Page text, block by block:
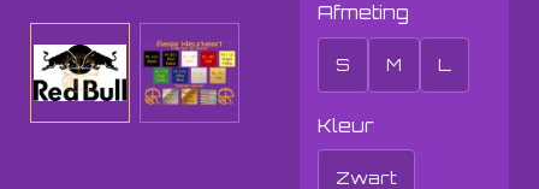
Afmeting
S M L
Kleur
Zwart